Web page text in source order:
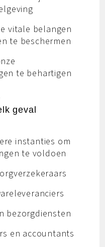
vitale belangen
te beschermen
te behartigen
geval
instanties om
te voldoen
bezorgdiensten
en accountants